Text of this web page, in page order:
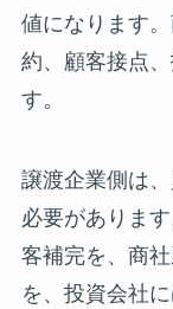
値になります
約、顧客接点
す。
譲渡企業側は
必要がありま
客補完を、商
を、投資会社